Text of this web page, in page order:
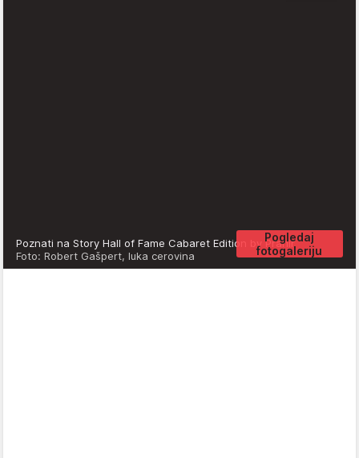
Pogledaj
fotogaleriju
Poznati na Story Hall of Fame Cabaret Edition by Prahir
Foto: Robert Gašpert, luka cerovina